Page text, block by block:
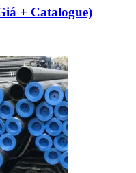
+ Catalogue)